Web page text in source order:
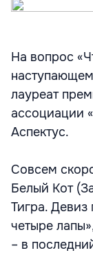
На вопрос
наступающем
лауреат
ассоциации
Аспектус.
Совсем
Белый Кот
Тигра. Девиз
четыре
– в